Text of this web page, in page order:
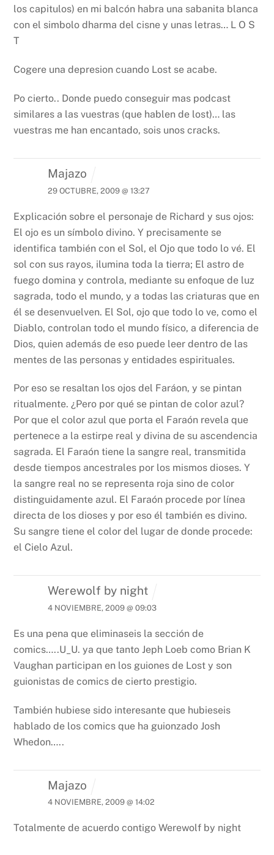
los capitulos) en mi balcón habra una sabanita blanca
con el simbolo dharma del cisne y unas letras… L O S
T
Cogere una depresion cuando Lost se acabe.
Po cierto.. Donde puedo conseguir mas podcast
similares a las vuestras (que hablen de lost)… las
vuestras me han encantado, sois unos cracks.
Majazo
29 OCTUBRE, 2009 @ 13:27
Explicación sobre el personaje de Richard y sus ojos:
El ojo es un símbolo divino. Y precisamente se
identifica también con el Sol, el Ojo que todo lo vé. El
sol con sus rayos, ilumina toda la tierra; El astro de
fuego domina y controla, mediante su enfoque de luz
sagrada, todo el mundo, y a todas las criaturas que en
él se desenvuelven. El Sol, ojo que todo lo ve, como el
Diablo, controlan todo el mundo físico, a diferencia de
Dios, quien además de eso puede leer dentro de las
mentes de las personas y entidades espirituales.
Por eso se resaltan los ojos del Faráon, y se pintan
ritualmente. ¿Pero por qué se pintan de color azul?
Por que el color azul que porta el Faraón revela que
pertenece a la estirpe real y divina de su ascendencia
sagrada. El Faraón tiene la sangre real, transmitida
desde tiempos ancestrales por los mismos dioses. Y
la sangre real no se representa roja sino de color
distinguidamente azul. El Faraón procede por línea
directa de los dioses y por eso él también es divino.
Su sangre tiene el color del lugar de donde procede:
el Cielo Azul.
Werewolf by night
4 NOVIEMBRE, 2009 @ 09:03
Es una pena que eliminaseis la sección de
comics…..U_U. ya que tanto Jeph Loeb como Brian K
Vaughan participan en los guiones de Lost y son
guionistas de comics de cierto prestigio.
También hubiese sido interesante que hubieseis
hablado de los comics que ha guionzado Josh
Whedon…..
Majazo
4 NOVIEMBRE, 2009 @ 14:02
Totalmente de acuerdo contigo Werewolf by night